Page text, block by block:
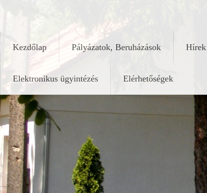
Kezdőlap Pályázatok, Beruházások Hírek
Elektronikus ügyintézés Elérhetőségek